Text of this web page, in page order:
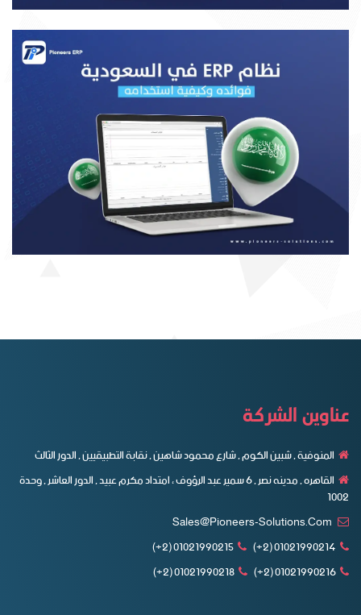
عناوين الشركة
المنوفية , شبين الكوم , شارع محمود شاهين , نقابة التطبيقيين , الدور الثالث
القاهره , مدينه نصر , ٦ سمير عبد الرؤوف ، امتداد مكرم عبيد , الدور العاشر , وحدة
1002
01021990214 (2+)
01021990215 (2+)
01021990216 (2+)
01021990218 (2+)